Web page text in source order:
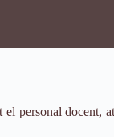
personal docent,